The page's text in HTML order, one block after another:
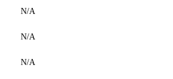
N/A
N/A
N/A